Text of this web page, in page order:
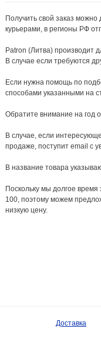
Получить свой заказ
курьерами, в регионы РФ
Patron (Литва) производит
В случае если требуются
Если нужна помощь по
способами указанными на
Обратите внимание на год
В случае, если
продаже, поступит email с
В название товара
Поскольку мы долгое
100, поэтому можем
низкую цену.
Доставка